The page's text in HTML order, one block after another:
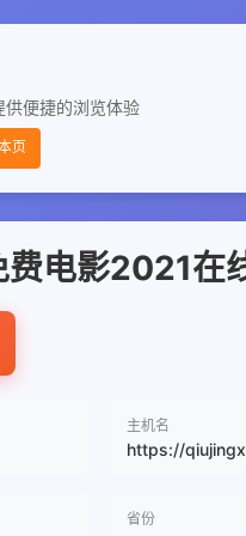
便捷的浏览体验
页
电影2021在
主机名
https://
省份